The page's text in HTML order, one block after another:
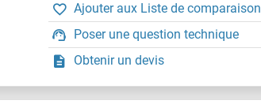
Ajouter aux Liste de comparaison
Poser une question technique
Obtenir un devis